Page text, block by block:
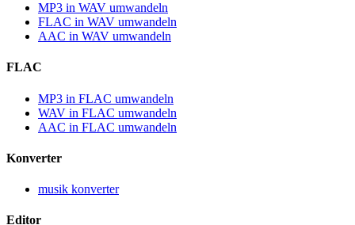
MP3 in WAV umwandeln
FLAC in WAV umwandeln
AAC in WAV umwandeln
FLAC
MP3 in FLAC umwandeln
WAV in FLAC umwandeln
AAC in FLAC umwandeln
Konverter
musik konverter
Editor